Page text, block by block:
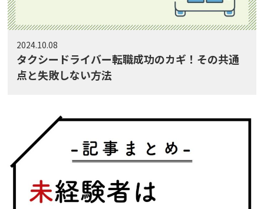
2024.10.08
タクシードライバー転職成功のカギ！その共通
点と失敗しない方法